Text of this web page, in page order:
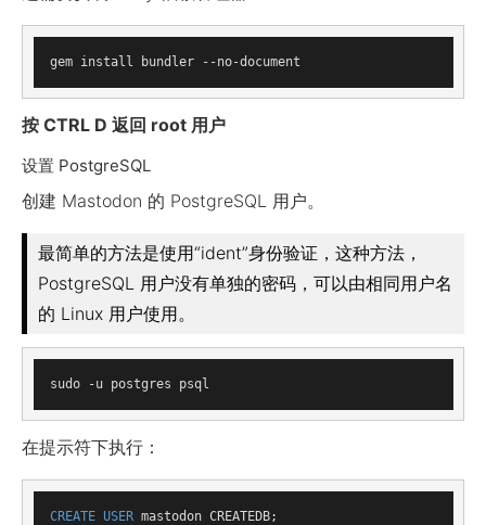
按 CTRL D 返回 root 用户
设置 PostgreSQL
创建 Mastodon 的 PostgreSQL 用户。
最简单的方法是使用“ident”身份验证，这种方法，
PostgreSQL 用户没有单独的密码，可以由相同用户名
的 Linux 用户使用。
在提示符下执行：
CREATE USER